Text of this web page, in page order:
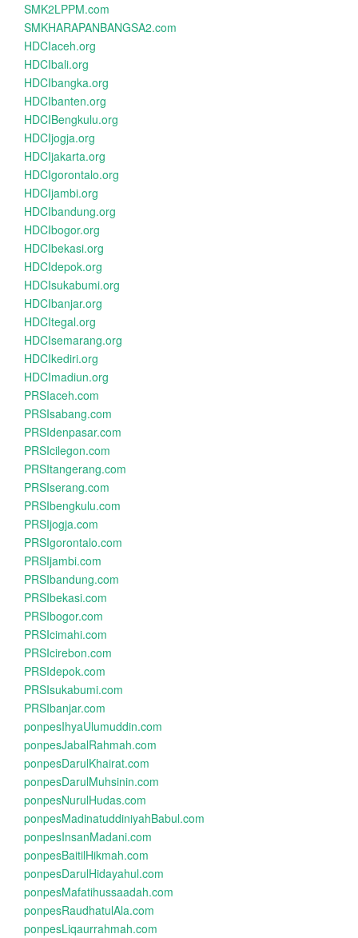
SMK2LPPM.com
SMKHARAPANBANGSA2.com
HDCIaceh.org
HDCIbali.org
HDCIbangka.org
HDCIbanten.org
HDCIBengkulu.org
HDCIjogja.org
HDCIjakarta.org
HDCIgorontalo.org
HDCIjambi.org
HDCIbandung.org
HDCIbogor.org
HDCIbekasi.org
HDCIdepok.org
HDCIsukabumi.org
HDCIbanjar.org
HDCItegal.org
HDCIsemarang.org
HDCIkediri.org
HDCImadiun.org
PRSIaceh.com
PRSIsabang.com
PRSIdenpasar.com
PRSIcilegon.com
PRSItangerang.com
PRSIserang.com
PRSIbengkulu.com
PRSIjogja.com
PRSIgorontalo.com
PRSIjambi.com
PRSIbandung.com
PRSIbekasi.com
PRSIbogor.com
PRSIcimahi.com
PRSIcirebon.com
PRSIdepok.com
PRSIsukabumi.com
PRSIbanjar.com
ponpesIhyaUlumuddin.com
ponpesJabalRahmah.com
ponpesDarulKhairat.com
ponpesDarulMuhsinin.com
ponpesNurulHudas.com
ponpesMadinatuddiniyahBabul.com
ponpesInsanMadani.com
ponpesBaitilHikmah.com
ponpesDarulHidayahul.com
ponpesMafatihussaadah.com
ponpesRaudhatulAla.com
ponpesLiqaurrahmah.com